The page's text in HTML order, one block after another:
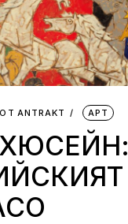
ОТ АNTRAKT АРТ